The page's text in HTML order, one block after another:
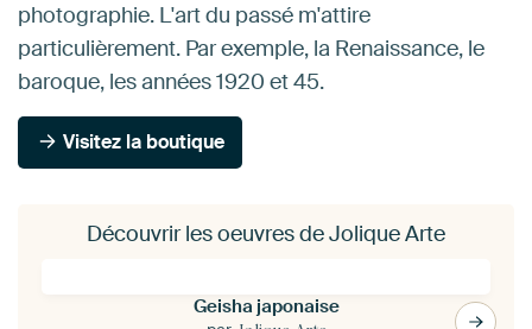
photographie. L'art du passé m'attire
particulièrement. Par exemple, la Renaissance, le
baroque, les années 1920 et 45.
Visitez la boutique
Découvrir les oeuvres de Jolique Arte
Geisha japonaise